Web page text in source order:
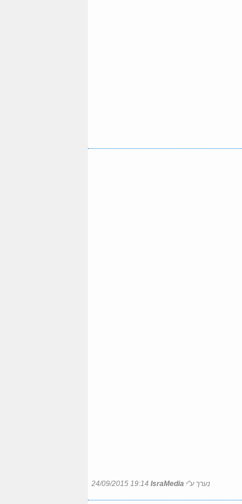
נערך ע"י IsraMedia
24/09/2015 19:14